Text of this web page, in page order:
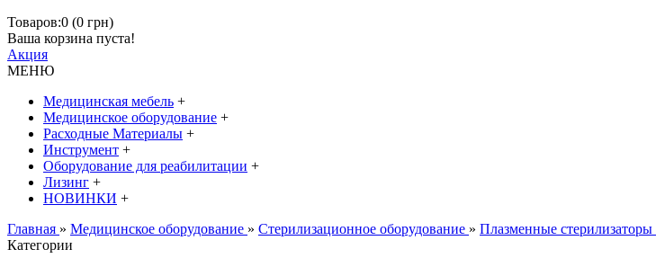
Товаров:0 (0 грн)
Ваша корзина пуста!
Акция
МЕНЮ
Медицинская мебель +
Медицинское оборудование +
Расходные Материалы +
Инструмент +
Оборудование для реабилитации +
Лизинг +
НОВИНКИ +
Главная » Медицинское оборудование » Стерилизационное оборудование » Плазменные стерилизаторы
Категории